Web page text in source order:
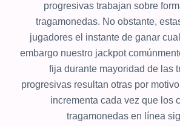
progresivas trabajan sobre
tragamonedas. No obstante,
jugadores el instante de ganar
embargo nuestro jackpot
fija durante mayoridad de las
progresivas resultan otras por
incrementa cada vez que los
tragamonedas en línea